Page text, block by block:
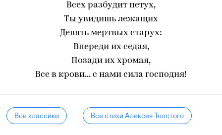
Всех разбудит петух,
Ты увидишь лежащих
Девять мертвых старух:
Впереди их седая,
Позади их хромая,
Все в крови... с нами сила господня!
Все классики Все стихи Алексея Толстого